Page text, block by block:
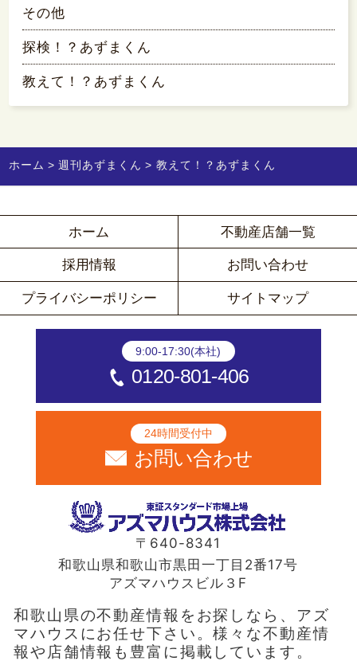
その他
探検！？あずまくん
教えて！？あずまくん
ホーム 週刊あずまくん 教えて！？あずまくん
ホーム 不動産店舗一覧
採用情報 お問い合わせ
プライバシーポリシー サイトマップ
9:00-17:30(本社)
0120-801-406
24時間受付中
お問い合わせ
〒640-8341
和歌山県和歌山市黒田一丁目2番17号
アズマハウスビル３F
和歌山県の不動産情報をお探しなら、アズ
マハウスにお任せ下さい。様々な不動産情
報や店舗情報も豊富に掲載しています。